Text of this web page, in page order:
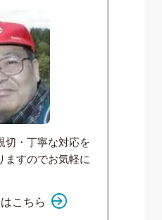
切・丁寧な対応を
ますのでお気軽に
こちら